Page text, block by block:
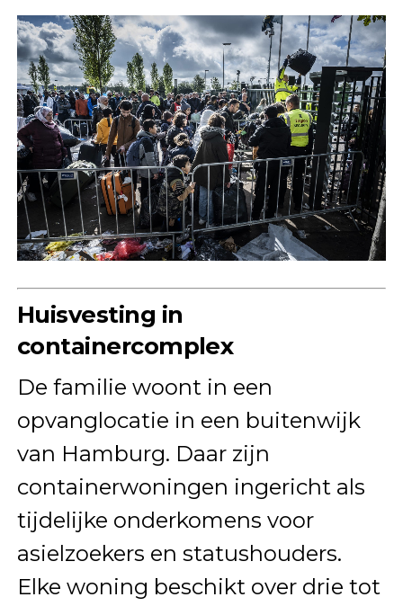
Huisvesting in
containercomplex
De familie woont in een
opvanglocatie in een buitenwijk
van Hamburg. Daar zijn
containerwoningen ingericht als
tijdelijke onderkomens voor
asielzoekers en statushouders.
Elke woning beschikt over drie tot